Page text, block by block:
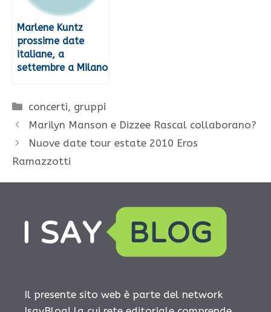
Marlene Kuntz
prossime date
italiane, a
settembre a Milano
Categorie
concerti, gruppi
Marilyn Manson e Dizzee Rascal collaborano?
Nuove date tour estate 2010 Eros
Ramazzotti
Il presente sito web è parte del network